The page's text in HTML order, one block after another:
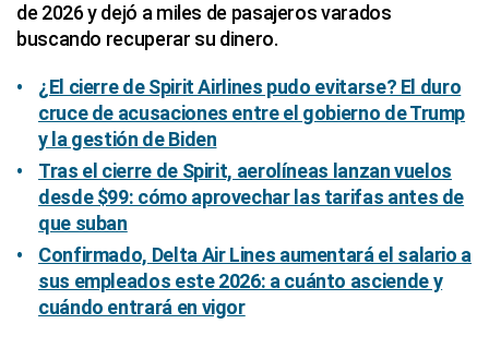
de 2026 y dejó a miles de pasajeros varados
buscando recuperar su dinero.
¿El cierre de Spirit Airlines pudo evitarse? El duro
cruce de acusaciones entre el gobierno de Trump
y la gestión de Biden
Tras el cierre de Spirit, aerolíneas lanzan vuelos
desde $99: cómo aprovechar las tarifas antes de
que suban
Confirmado, Delta Air Lines aumentará el salario a
sus empleados este 2026: a cuánto asciende y
cuándo entrará en vigor